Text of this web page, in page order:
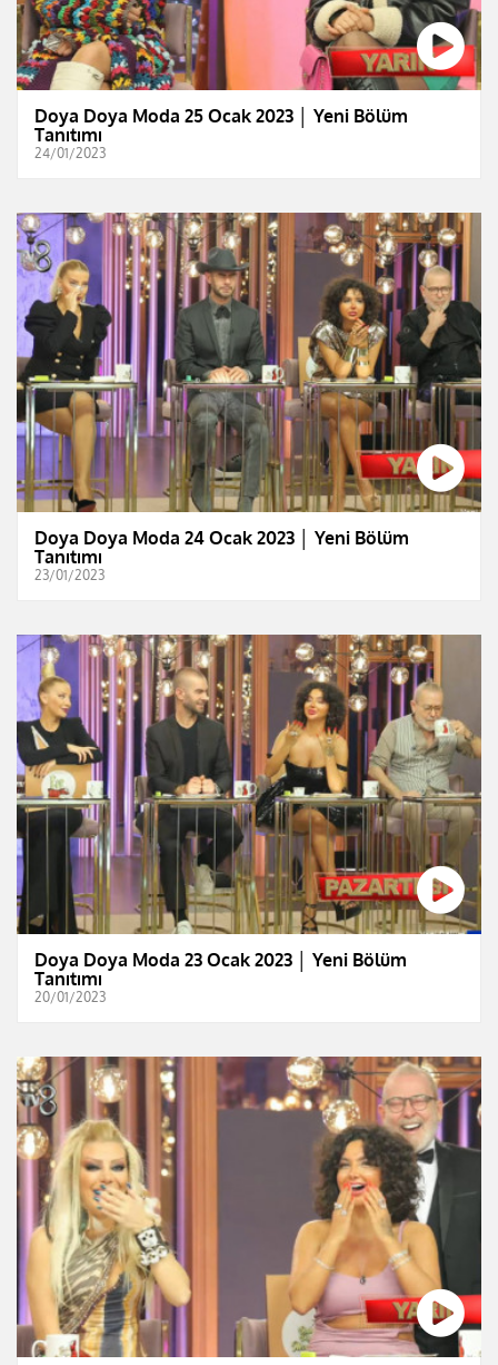
Doya Doya Moda 25 Ocak 2023 │ Yeni Bölüm
Tanıtımı
24/01/2023
Doya Doya Moda 24 Ocak 2023 │ Yeni Bölüm
Tanıtımı
23/01/2023
Doya Doya Moda 23 Ocak 2023 │ Yeni Bölüm
Tanıtımı
20/01/2023